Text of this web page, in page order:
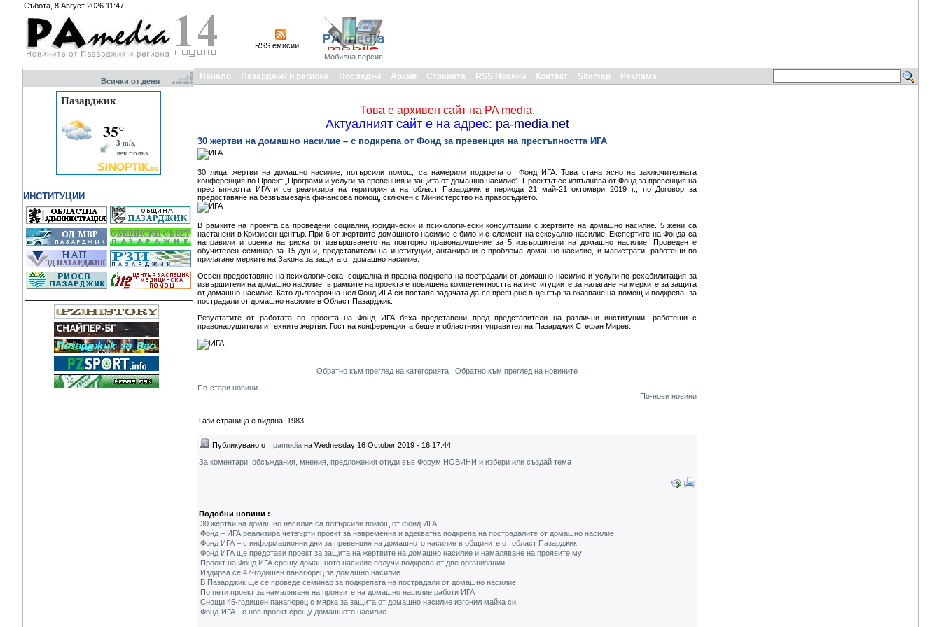
Събота, 8 Август 2026 11:47
RSS емисии
Мобилна версия
Всички от деня
ИНСТИТУЦИИ
Начало Пазарджик и региона Последни Архив Страната RSS Новини Контакт Sitemap Реклама
Това е архивен сайт на PA media.
Актуалният сайт е на адрес: pa-media.net
30 жертви на домашно насилие – с подкрепа от Фонд за превенция на престъпността ИГА
30 лица, жертви на домашно насилие, потърсили помощ, са намерили подкрепа от Фонд ИГА. Това стана ясно на заключителната
конференция по Проект „Програми и услуги за превенция и защита от домашно насилие”. Проектът се изпълнява от Фонд за превенция на
престъпността ИГА и се реализира на територията на област Пазарджик в периода 21 май-21 октомври 2019 г., по Договор за
предоставяне на безвъзмездна финансова помощ, сключен с Министерство на правосъдието.
В рамките на проекта са проведени социални, юридически и психологически консултации с жертвите на домашно насилие. 5 жени са
настанени в Кризисен център. При 6 от жертвите домашното насилие е било и с елемент на сексуално насилие. Експертите на Фонда са
направили и оценка на риска от извършването на повторно правонарушение за 5 извършители на домашно насилие. Проведен е
обучителен семинар за 15 души, представители на институции, ангажирани с проблема домашно насилие, и магистрати, работещи по
прилагане мерките на Закона за защита от домашно насилие.
Освен предоставяне на психологическа, социална и правна подкрепа на пострадали от домашно насилие и услуги по рехабилитация за
извършители на домашно насилие в рамките на проекта е повишена компетентността на институциите за налагане на мерките за защита
от домашно насилие. Като дългосрочна цел Фонд ИГА си поставя задачата да се превърне в център за оказване на помощ и подкрепа за
пострадали от домашно насилие в Област Пазарджик.
Резултатите от работата по проекта на Фонд ИГА бяха представени пред представители на различни институции, работещи с
правонарушители и техните жертви. Гост на конференцията беше и областният управител на Пазарджик Стефан Мирев.
Обратно към преглед на категорията
Обратно към преглед на новините
По-стари новини
По-нови новини
Тази страница е видяна: 1983
Публикувано от: pamedia на Wednesday 16 October 2019 - 16:17:44
За коментари, обсъждания, мнения, предложения отиди във Форум НОВИНИ и избери или създай тема
Подобни новини :
30 жертви на домашно насилие са потърсили помощ от фонд ИГА
Фонд – ИГА реализира четвърти проект за навременна и адекватна подкрепа на пострадалите от домашно насилие
Фонд ИГА – с информационни дни за превенция на домашното насилие в общините от област Пазарджик
Фонд ИГА ще представи проект за защита на жертвите на домашно насилие и намаляване на проявите му
Проект на Фонд ИГА срещу домашното насилие получи подкрепа от две организации
Издирва се 47-годишен панагюрец за домашно насилие
В Пазарджик ще се проведе семинар за подкрепата на пострадали от домашно насилие
По пети проект за намаляване на проявите на домашно насилие работи ИГА
Снощи 45-годишен панагюрец с мярка за защита от домашно насилие изгонил майка си
Фонд-ИГА - с нов проект срещу домашното насилие